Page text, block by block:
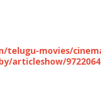
telugu-movies/
articleshow/